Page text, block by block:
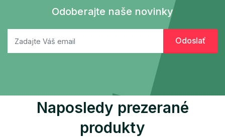
Odoberajte naše novinky
Naposledy prezerané
produkty